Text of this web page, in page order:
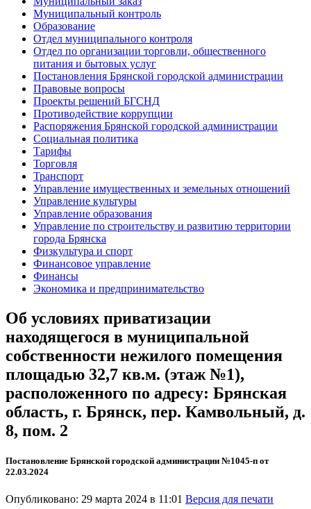
Муниципальный контроль
Образование
Отдел муниципального контроля
Отдел по организации торговли, общественного
питания и бытовых услуг
Постановления Брянской городской администрации
Правовые вопросы
Проекты решений БГСНД
Противодействие коррупции
Распоряжения Брянской городской администрации
Социальная политика
Тарифы
Торговля
Транспорт
Управление имущественных и земельных отношений
Управление культуры
Управление образования
Управление по строительству и развитию территории
города Брянска
Физкультура и спорт
Финансовое управление
Финансы
Экономика и предпринимательство
Об условиях приватизации
находящегося в муниципальной
собственности нежилого помещения
площадью 32,7 кв.м. (этаж №1),
расположенного по адресу: Брянская
область, г. Брянск, пер. Камвольный, д.
8, пом. 2
Постановление Брянской городской администрации №1045-п от
22.03.2024
Опубликовано: 29 марта 2024 в 11:01 Версия для печати